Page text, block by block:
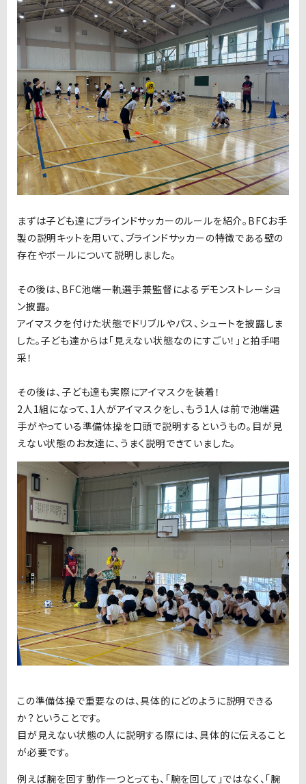
まずは子ども達にブラインドサッカーのルールを紹介。 BFCお手
製の説明キットを用いて、ブラインドサッカーの特徴である壁の
存在やボールについて説明しました。
その後は、 BFC池端一軌選手兼監督によるデモンストレーショ
ン披露。
アイマスクを付けた状態でドリブルやパス、シュートを披露しま
した。子ども達からは「見えない状態なのにすごい！」と拍手喝
采！
その後は、子ども達も実際にアイマスクを装着！
2 人 1組になって、 1 人がアイマスクをし、もう1 人は前で池端選
手がやっている準備体操を口頭で説明するというもの。目が見
えない状態のお友達に、うまく説明できていました。
この準備体操で重要なのは、具体的にどのように説明できる
か？ということです。
目が見えない状態の人に説明する際には、具体的に伝えること
が必要です。
例えば腕を回す動作一つとっても、「腕を回して」ではなく、「腕